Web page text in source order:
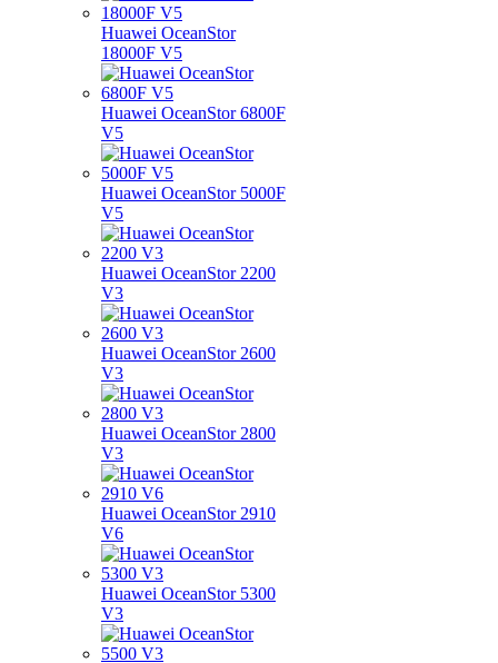
Huawei OceanStor
18000F V5
Huawei OceanStor 6800F
V5
Huawei OceanStor 5000F
V5
Huawei OceanStor 2200
V3
Huawei OceanStor 2600
V3
Huawei OceanStor 2800
V3
Huawei OceanStor 2910
V6
Huawei OceanStor 5300
V3